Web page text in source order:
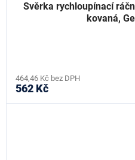
Svěrka rychloupínací
kovaná,
464,46 Kč bez DPH
562 Kč